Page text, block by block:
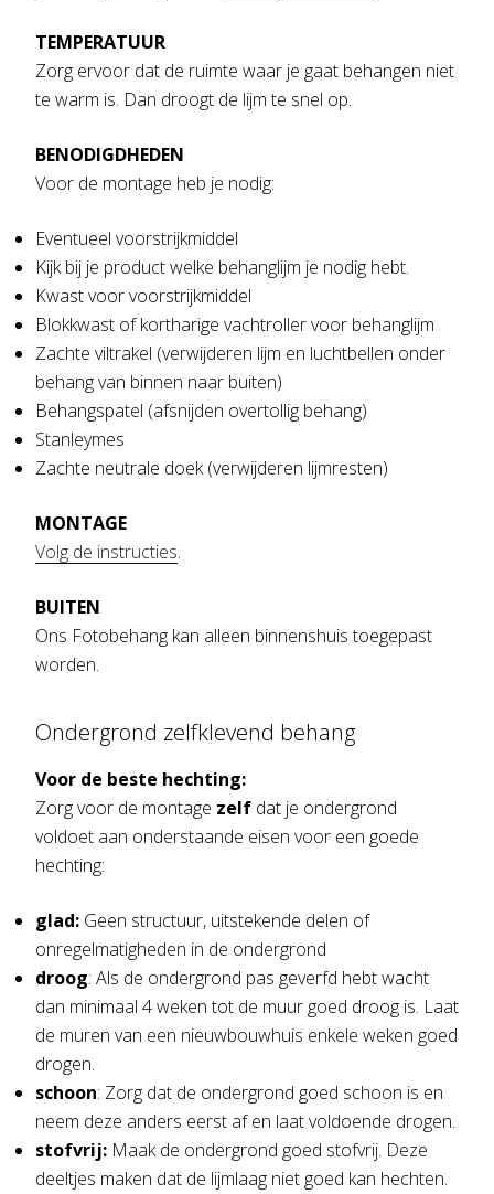
TEMPERATUUR
Zorg ervoor dat de ruimte waar je gaat behangen niet
te warm is. Dan droogt de lijm te snel op.
BENODIGDHEDEN
Voor de montage heb je nodig:
Eventueel voorstrijkmiddel
Kijk bij je product welke behanglijm je nodig hebt.
Kwast voor voorstrijkmiddel
Blokkwast of kortharige vachtroller voor behanglijm
Zachte viltrakel (verwijderen lijm en luchtbellen onder
behang van binnen naar buiten)
Behangspatel (afsnijden overtollig behang)
Stanleymes
Zachte neutrale doek (verwijderen lijmresten)
MONTAGE
Volg de instructies.
BUITEN
Ons Fotobehang kan alleen binnenshuis toegepast
worden.
Ondergrond zelfklevend behang
Voor de beste hechting:
Zorg voor de montage zelf dat je ondergrond
voldoet aan onderstaande eisen voor een goede
hechting:
glad: Geen structuur, uitstekende delen of
onregelmatigheden in de ondergrond
droog: Als de ondergrond pas geverfd hebt wacht
dan minimaal 4 weken tot de muur goed droog is. Laat
de muren van een nieuwbouwhuis enkele weken goed
drogen.
schoon: Zorg dat de ondergrond goed schoon is en
neem deze anders eerst af en laat voldoende drogen.
stofvrij: Maak de ondergrond goed stofvrij. Deze
deeltjes maken dat de lijmlaag niet goed kan hechten.